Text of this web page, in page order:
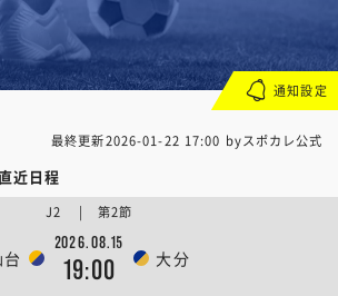
最終更新2026-01-22 17:00 byスポカレ公式
近日程
2026.08.15
19:00 大分
J2 | 第2節
通知設定